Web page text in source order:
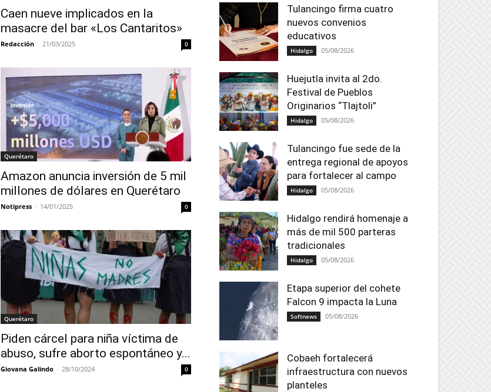
Caen nueve implicados en la
masacre del bar «Los Cantaritos»
Redacción - 21/03/2025 0
Querétaro
Amazon anuncia inversión de 5 mil
millones de dólares en Querétaro
Notipress - 14/01/2025 0
Querétaro
Piden cárcel para niña víctima de
abuso, sufre aborto espontáneo y...
Giovana Galindo - 28/10/2024 0
Tulancingo firma cuatro
nuevos convenios
educativos
Hidalgo 05/08/2026
Huejutla invita al 2do.
Festival de Pueblos
Originarios “Tlajtoli”
Hidalgo 05/08/2026
Tulancingo fue sede de la
entrega regional de apoyos
para fortalecer al campo
Hidalgo 05/08/2026
Hidalgo rendirá homenaje a
más de mil 500 parteras
tradicionales
Hidalgo 05/08/2026
Etapa superior del cohete
Falcon 9 impacta la Luna
Softnews 05/08/2026
Cobaeh fortalecerá
infraestructura con nuevos
planteles